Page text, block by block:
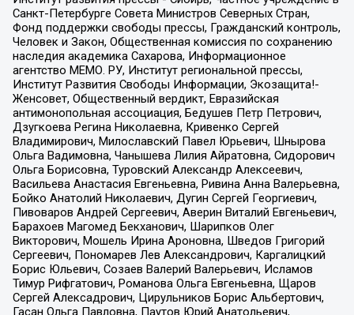
Санкт-Петербурге Совета Министров Северных Стран,
Фонд поддержки свободы прессы, Гражданский контроль,
Человек и Закон, Общественная комиссия по сохранению
наследия академика Сахарова, Информационное
агентство МЕМО. РУ, Институт региональной прессы,
Институт Развития Свободы Информации, Экозащита!-
Женсовет, Общественный вердикт, Евразийская
антимонопольная ассоциация, Бедушев Петр Петрович,
Дзугкоева Регина Николаевна, Кривенко Сергей
Владимирович, Милославский Павел Юрьевич, Шнырова
Ольга Вадимовна, Чанышева Лилия Айратовна, Сидорович
Ольга Борисовна, Туровский Александр Алексеевич,
Васильева Анастасия Евгеньевна, Ривина Анна Валерьевна,
Бойко Анатолий Николаевич, Дугин Сергей Георгиевич,
Пивоваров Андрей Сергеевич, Аверин Виталий Евгеньевич,
Барахоев Магомед Бекханович, Шарипков Олег
Викторович, Мошель Ирина Ароновна, Шведов Григорий
Сергеевич, Пономарев Лев Александрович, Каргалицкий
Борис Юльевич, Созаев Валерий Валерьевич, Исламов
Тимур Рифгатович, Романова Ольга Евгеньевна, Щаров
Сергей Алексадрович, Цирульников Борис Альбертович,
Гасан Ольга Павловна, Паутов Юрий Анатольевич,